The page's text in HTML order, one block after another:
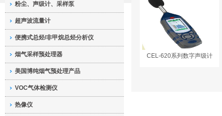
CEL-620系列数字声级计
粉尘、声级计、采样泵
超声波流量计
便携式总烃/非甲烷总烃分析仪
烟气采样预处理器
美国博纯烟气预处理产品
VOC气体检测仪
热像仪